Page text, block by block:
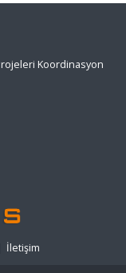
Koordinasyon
İletişim